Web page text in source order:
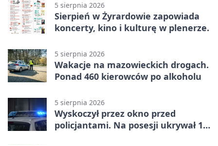
5 sierpnia 2026
Sierpień w Żyrardowie zapowiada
koncerty, kino i kulturę w plenerze.
5 sierpnia 2026
Wakacje na mazowieckich drogach.
Ponad 460 kierowców po alkoholu
5 sierpnia 2026
Wyskoczył przez okno przed
policjantami. Na posesji ukrywał 12